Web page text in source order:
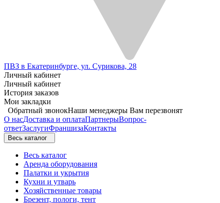
ПВЗ в Екатеринбурге, ул. Сурикова, 28
Личный кабинет
Личный кабинет
История заказов
Мои закладки
Обратный звонокНаши менеджеры Вам перезвонят
О насДоставка и оплатаПартнерыВопрос-
ответЗаслугиФраншизаКонтакты
Весь каталог
Весь каталог
Аренда оборудования
Палатки и укрытия
Кухни и утварь
Хозяйственные товары
Брезент, пологи, тент